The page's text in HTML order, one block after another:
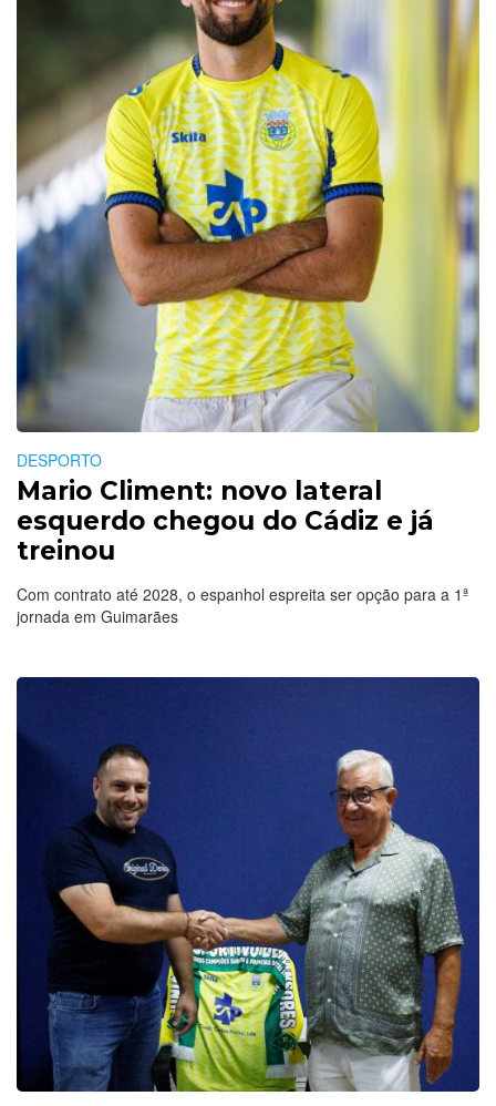
DESPORTO
Mario Climent: novo lateral
esquerdo chegou do Cádiz e já
treinou
Com contrato até 2028, o espanhol espreita ser opção para a 1ª
jornada em Guimarães